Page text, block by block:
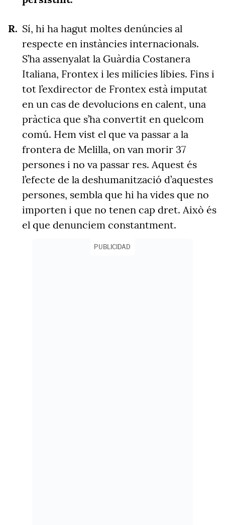
Sí, hi ha hagut moltes denúncies al
respecte en instàncies internacionals.
S’ha assenyalat la Guàrdia Costanera
Italiana, Frontex i les milícies líbies. Fins i
tot l’exdirector de Frontex està imputat
en un cas de devolucions en calent, una
pràctica que s’ha convertit en quelcom
comú. Hem vist el que va passar a la
frontera de Melilla, on van morir 37
persones i no va passar res. Aquest és
l’efecte de la deshumanització d’aquestes
persones, sembla que hi ha vides que no
importen i que no tenen cap dret. Això és
el que denunciem constantment.
PUBLICIDAD